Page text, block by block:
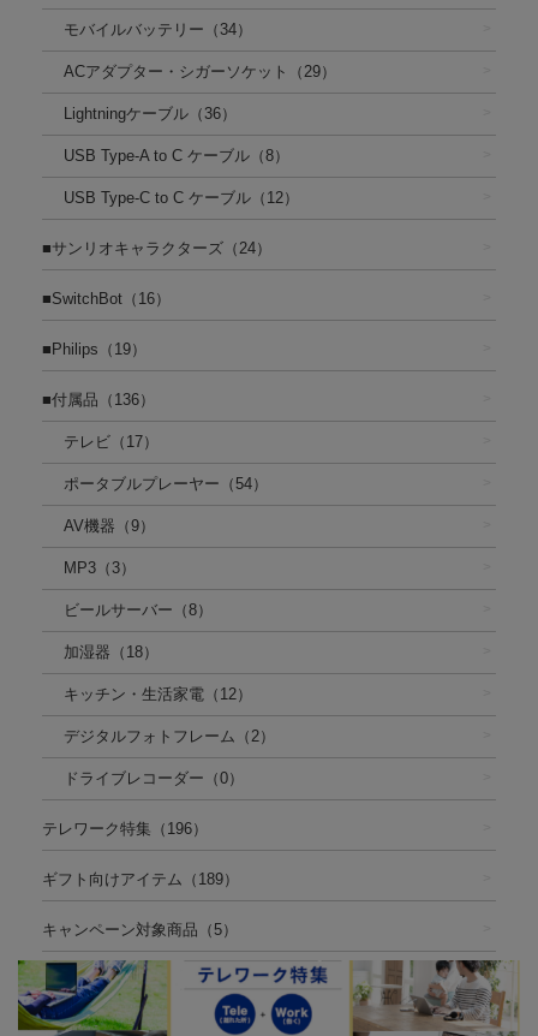
モバイルバッテリー（34）
ACアダプター・シガーソケット（29）
Lightningケーブル（36）
USB Type-A to C ケーブル（8）
USB Type-C to C ケーブル（12）
■サンリオキャラクターズ（24）
■SwitchBot（16）
■Philips（19）
■付属品（136）
テレビ（17）
ポータブルプレーヤー（54）
AV機器（9）
MP3（3）
ビールサーバー（8）
加湿器（18）
キッチン・生活家電（12）
デジタルフォトフレーム（2）
ドライブレコーダー（0）
テレワーク特集（196）
ギフト向けアイテム（189）
キャンペーン対象商品（5）